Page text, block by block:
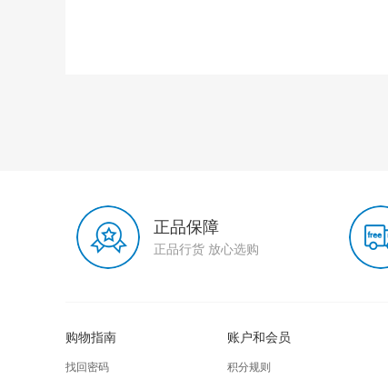
正品保障
正品行货 放心选购
购物指南
找回密码
账户和会员
积分规则